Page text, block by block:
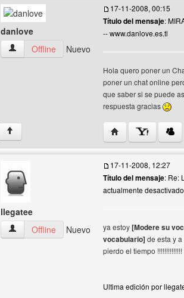
danlove
danlove Ver perfil del usuario
Offline Nuevo
17-11-2008, 00:15
Título del mensaje:
-- www.danlove.es.tl
Hola quero poner un
poner un chat online
que saber si se puede
respuesta gracias
↑ Visitar sitio web
llegatee
llegatee Ver perfil del usuario
Offline Nuevo
17-11-2008, 12:27
Título del mensaje: Re:
actualmente desactivado
ya estoy[Modere su
vocabulario] de esta y
pierdo el tiempo
Ultima edición por